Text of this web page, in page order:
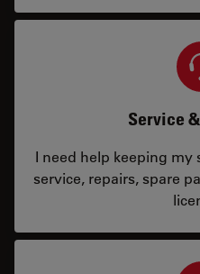
Service
I need help keeping my
service, repairs, spare